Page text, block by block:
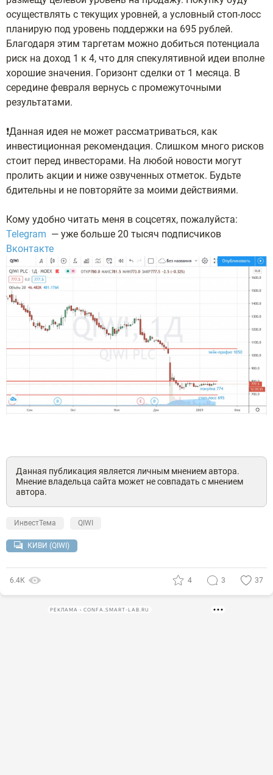
осуществлять с текущих уровней, а условный стоп-лосс
планирую под уровень поддержки на 695 рублей.
Благодаря этим таргетам можно добиться потенциала
риск на доход 1 к 4, что для спекулятивной идеи вполне
хорошие значения. Горизонт сделки от 1 месяца. В
середине февраля вернусь с промежуточными
результатами.
❗️Данная идея не может рассматриваться, как
инвестиционная рекомендация. Слишком много рисков
стоит перед инвесторами. На любой новости могут
пролить акции и ниже озвученных отметок. Будьте
бдительны и не повторяйте за моими действиями.
Кому удобно читать меня в соцсетях, пожалуйста:
Telegram — уже больше 20 тысяч подписчиков
Вконтакте
Данная публикация является личным мнением автора.
Мнение владельца сайта может не совпадать с мнением
автора.
ИнвестТема QIWI
КИВИ (QIWI)
6.4К 4 3 37
РЕКЛАМА • CONFA.SMART-LAB.RU